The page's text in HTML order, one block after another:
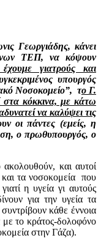
Γεωργιάδης, κάνει
ΤΕΠ, να κόψουν
γιατρούς και
υπουργός
Νοσοκομείο”, το Γ.
στα κόκκινα, με κάτω
να καλύψει τις
οι πάντες (εμείς, η
ο πρωθυπουργός, ο
και αυτοί
τα νοσοκομεία που
η υγεία γι αυτούς
για την υγεία τα
κάθε έννοια
με το κράτος-δολοφόνο
στην Γάζα).